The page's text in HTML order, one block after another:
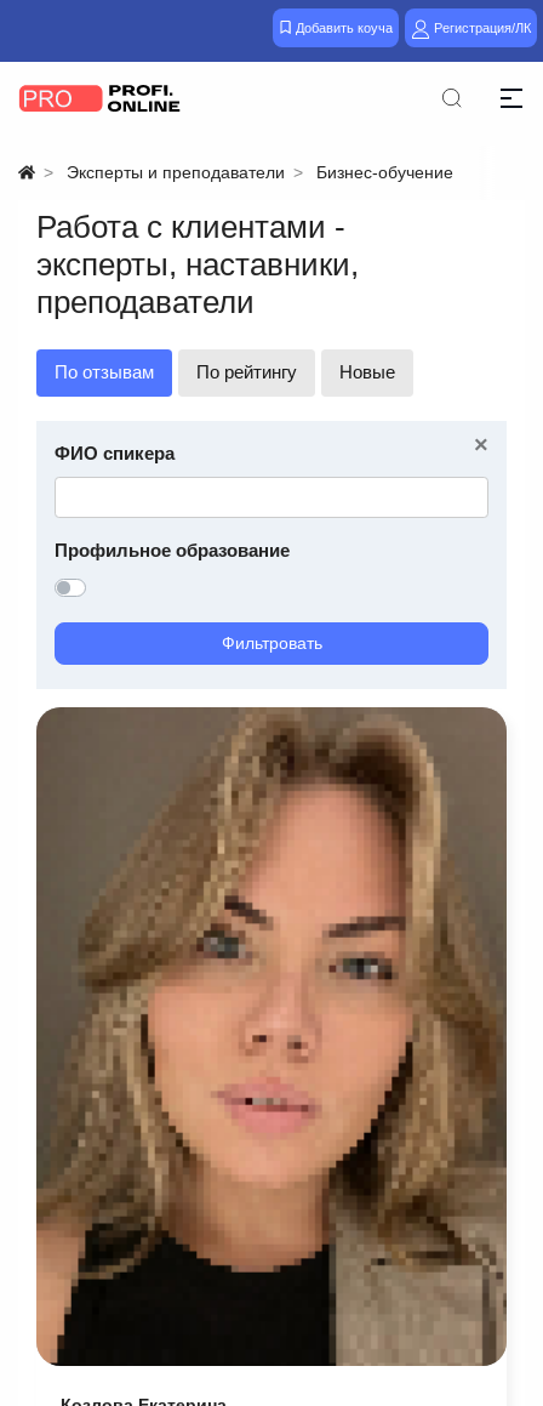
Добавить коуча Регистрация/ЛК
Эксперты и преподаватели Бизнес-обучение
Работа с клиентами -
эксперты, наставники,
преподаватели
По отзывам По рейтингу Новые
×
ФИО спикера
Профильное образование
Фильтровать